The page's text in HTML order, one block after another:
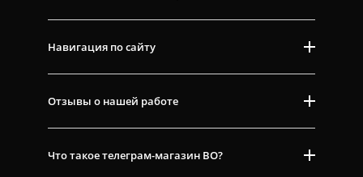
Навигация по сайту
Отзывы о нашей работе
Что такое телеграм-магазин ВО?